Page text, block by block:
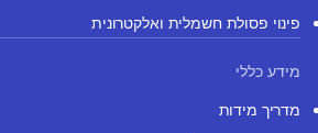
פינוי פסולת חשמלית ואלקטרונית
מידע כללי
מדריך מידות